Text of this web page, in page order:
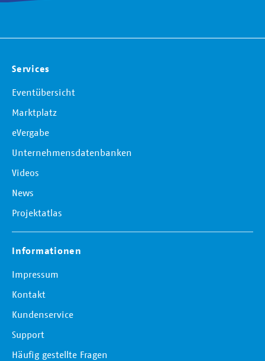
Services
Eventübersicht
Marktplatz
eVergabe
Unternehmensdatenbanken
Videos
News
Projektatlas
Informationen
Impressum
Kontakt
Kundenservice
Support
Häufig gestellte Fragen